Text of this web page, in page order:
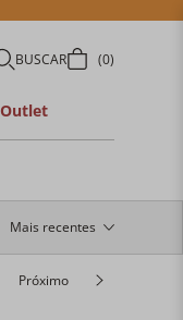
BUSCAR 0
Outlet
Mais recentes
Próximo